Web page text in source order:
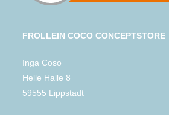
FROLLEIN COCO CONCEPTSTORE
Inga Coso
Helle Halle 8
59555 Lippstadt